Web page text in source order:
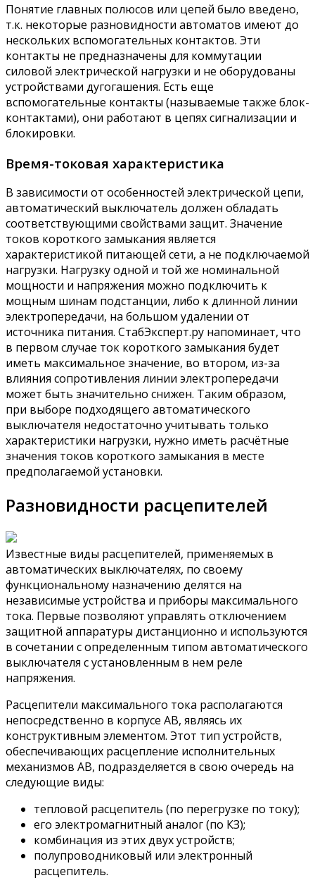
Понятие главных полюсов или цепей было введено,
т.к. некоторые разновидности автоматов имеют до
нескольких вспомогательных контактов. Эти
контакты не предназначены для коммутации
силовой электрической нагрузки и не оборудованы
устройствами дугогашения. Есть еще
вспомогательные контакты (называемые также блок-
контактами), они работают в цепях сигнализации и
блокировки.
Время-токовая характеристика
В зависимости от особенностей электрической цепи,
автоматический выключатель должен обладать
соответствующими свойствами защит. Значение
токов короткого замыкания является
характеристикой питающей сети, а не подключаемой
нагрузки. Нагрузку одной и той же номинальной
мощности и напряжения можно подключить к
мощным шинам подстанции, либо к длинной линии
электропередачи, на большом удалении от
источника питания. СтабЭксперт.ру напоминает, что
в первом случае ток короткого замыкания будет
иметь максимальное значение, во втором, из-за
влияния сопротивления линии электропередачи
может быть значительно снижен. Таким образом,
при выборе подходящего автоматического
выключателя недостаточно учитывать только
характеристики нагрузки, нужно иметь расчётные
значения токов короткого замыкания в месте
предполагаемой установки.
Разновидности расцепителей
Известные виды расцепителей, применяемых в
автоматических выключателях, по своему
функциональному назначению делятся на
независимые устройства и приборы максимального
тока. Первые позволяют управлять отключением
защитной аппаратуры дистанционно и используются
в сочетании с определенным типом автоматического
выключателя с установленным в нем реле
напряжения.
Расцепители максимального тока располагаются
непосредственно в корпусе АВ, являясь их
конструктивным элементом. Этот тип устройств,
обеспечивающих расцепление исполнительных
механизмов АВ, подразделяется в свою очередь на
следующие виды:
тепловой расцепитель (по перегрузке по току);
его электромагнитный аналог (по КЗ);
комбинация из этих двух устройств;
полупроводниковый или электронный
расцепитель.